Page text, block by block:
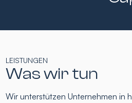
LEISTUNGEN
Was wir tun
Wir unterstützen Unternehmen in